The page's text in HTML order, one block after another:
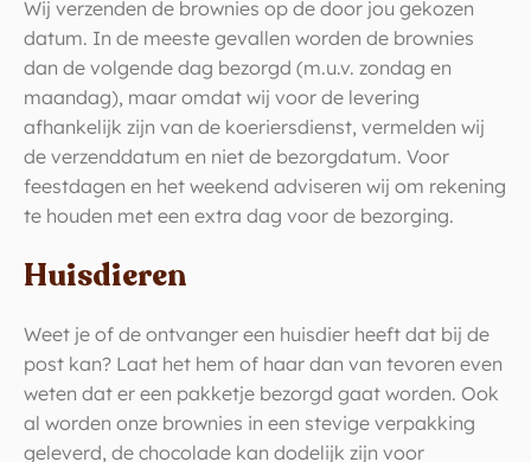
Wij verzenden de brownies op de door jou gekozen
datum. In de meeste gevallen worden de brownies
dan de volgende dag bezorgd (m.u.v. zondag en
maandag), maar omdat wij voor de levering
afhankelijk zijn van de koeriersdienst, vermelden wij
de verzenddatum en niet de bezorgdatum. Voor
feestdagen en het weekend adviseren wij om rekening
te houden met een extra dag voor de bezorging.
Huisdieren
Weet je of de ontvanger een huisdier heeft dat bij de
post kan? Laat het hem of haar dan van tevoren even
weten dat er een pakketje bezorgd gaat worden. Ook
al worden onze brownies in een stevige verpakking
geleverd, de chocolade kan dodelijk zijn voor